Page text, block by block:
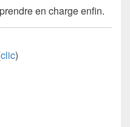
en charge enfin.
clic)